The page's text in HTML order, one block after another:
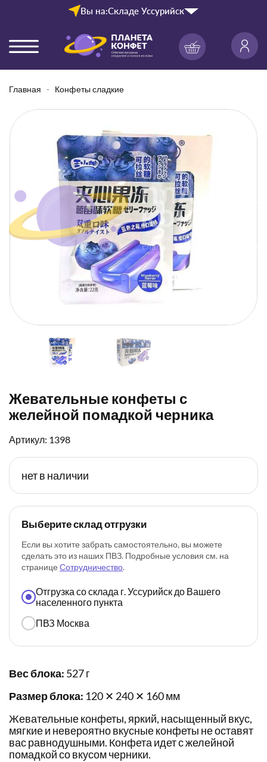
Вы на:Складе Уссурийск
Главная Конфеты сладкие
Жевательные конфеты с
желейной помадкой черника
Артикул: 1398
нет в наличии
Выберите склад отгрузки
Если вы хотите забрать самостоятельно, вы можете
сделать это из наших ПВЗ. Подробные условия см. на
странице Сотрудничество.
Отгрузка со склада г. Уссурийск до Вашего
населенного пункта
ПВЗ Москва
Вес блока: 527 г
Размер блока: 120 ✕ 240 ✕ 160 мм
Жевательные конфеты, яркий, насыщенный вкус,
мягкие и невероятно вкусные конфеты не оставят
вас равнодушными. Конфета идет с желейной
помадкой со вкусом черники.